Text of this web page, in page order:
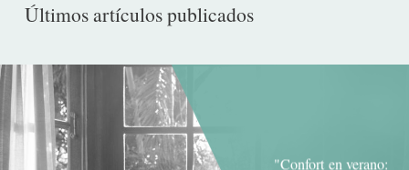
Últimos artículos publicados
"Confort en verano: